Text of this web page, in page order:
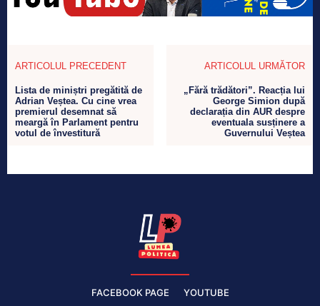
ARTICOLUL PRECEDENT
Lista de miniștri pregătită de
Adrian Veștea. Cu cine vrea
premierul desemnat să
meargă în Parlament pentru
votul de învestitură
ARTICOLUL URMĂTOR
„Fără trădători”. Reacția lui
George Simion după
declarația din AUR despre
eventuala susținere a
Guvernului Veștea
FACEBOOK PAGE YOUTUBE